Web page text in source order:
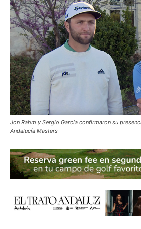
Jon Rahm y Sergio García confirmaron su
Andalucía Masters